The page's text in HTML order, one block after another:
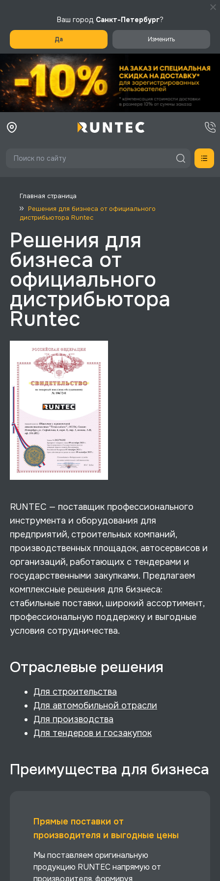
Ваш город Санкт-Петербург?
Да Изменить
Главная страница
Решения для бизнеса от официального
дистрибьютора Runtec
Решения для
бизнеса от
официального
дистрибьютора
Runtec
RUNTEC — поставщик профессионального
инструмента и оборудования для
предприятий, строительных компаний,
производственных площадок, автосервисов и
организаций, работающих с тендерами и
государственными закупками. Предлагаем
комплексные решения для бизнеса:
стабильные поставки, широкий ассортимент,
профессиональную поддержку и выгодные
условия сотрудничества.
Отраслевые решения
Для строительства
Для автомобильной отрасли
Для производства
Для тендеров и госзакупок
Преимущества для бизнеса
Прямые поставки от
производителя и выгодные цены
Мы поставляем оригинальную
продукцию RUNTEC напрямую от